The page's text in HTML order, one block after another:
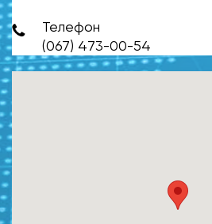
Телефон
(067) 473-00-54